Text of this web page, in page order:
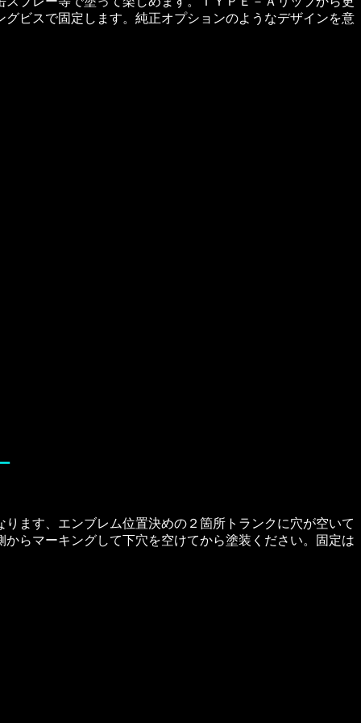
ビスで固定します。純正オプションのようなデザインを意
ます、エンブレム位置決めの２箇所トランクに穴が空いて
らマーキングして下穴を空けてから塗装ください。固定は